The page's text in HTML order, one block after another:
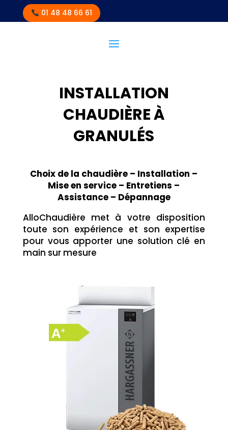
01 48 48 66 61
INSTALLATION
CHAUDIÈRE À
GRANULÉS
Choix de la chaudière – Installation –
Mise en service – Entretiens –
Assistance – Dépannage
AlloChaudière met à votre disposition
toute son expérience et son expertise
pour vous apporter une solution clé en
main sur mesure